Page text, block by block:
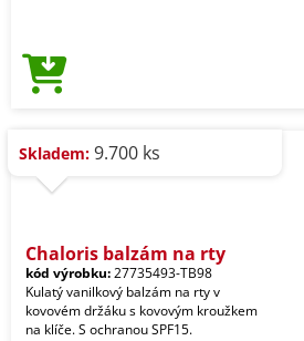
Skladem: 9.700 ks
Chaloris balzám na rty
kód výrobku:27735493-TB98
Kulatý vanilkový balzám na rty v
kovovém držáku s kovovým kroužkem
na klíče. S ochranou SPF15.